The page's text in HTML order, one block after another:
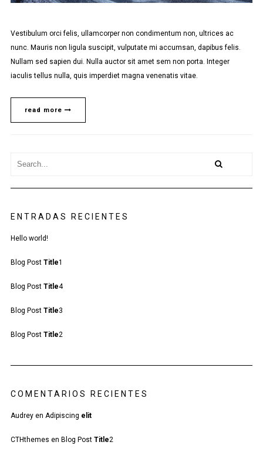
Vestibulum orci felis, ullamcorper non condimentum non, ultrices ac
nunc. Mauris non ligula suscipit, vulputate mi accumsan, dapibus felis.
Nullam sed sapien dui. Nulla auctor sit amet sem non porta. Integer
iaculis tellus nulla, quis imperdiet magna venenatis vitae.
read more
ENTRADAS RECIENTES
Hello world!
Blog Post Title1
Blog Post Title4
Blog Post Title3
Blog Post Title2
COMENTARIOS RECIENTES
Audreyen Adipiscing elit
CTHthemes en Blog Post Title2